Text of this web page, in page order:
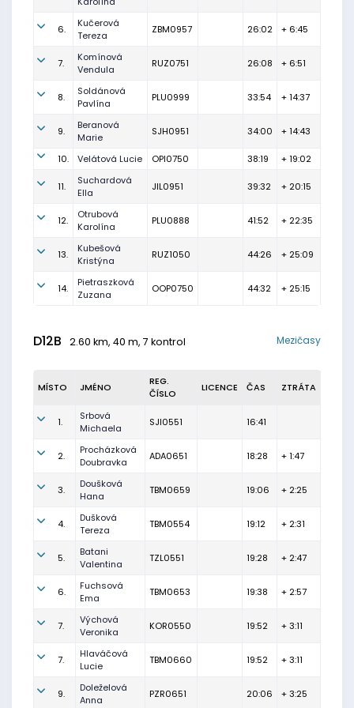
6.
Kučerová
Tereza
ZBM0957 26:02 + 6:45
7.
Komínová
Vendula
RUZ0751 26:08 + 6:51
8.
Soldánová
Pavlína
PLU0999 33:54 + 14:37
9.
Beranová
Marie
SJH0951 34:00 + 14:43
10. Velátová Lucie OPI0750 38:19 + 19:02
11.
Suchardová
Ella
JIL0951 39:32 + 20:15
12.
Otrubová
Karolína
PLU0888 41:52 + 22:35
13.
Kubešová
Kristýna
RUZ1050 44:26 + 25:09
14.
Pietraszková
Zuzana
OOP0750 44:32 + 25:15
D12B 2.60 km, 40 m, 7 kontrol Mezičasy
MÍSTO JMÉNO
REG.
ČÍSLO
LICENCE ČAS ZTRÁTA
1.
Srbová
Michaela
SJI0551 16:41
2.
Procházková
Doubravka
ADA0651 18:28 + 1:47
3.
Doušková
Hana
TBM0659 19:06 + 2:25
4.
Dušková
Tereza
TBM0554 19:12 + 2:31
5.
Batani
Valentina
TZL0551 19:28 + 2:47
6.
Fuchsová
Ema
TBM0653 19:38 + 2:57
7.
Výchová
Veronika
KOR0550 19:52 + 3:11
7.
Hlaváčová
Lucie
TBM0660 19:52 + 3:11
9.
Doleželová
Anna
PZR0651 20:06 + 3:25